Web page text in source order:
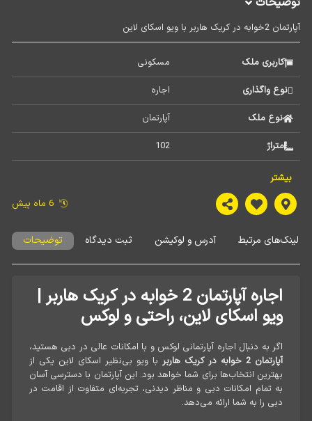
آپارتمان 2خوابه در کریک هاربر با ویو اسکای لاین
کاربری ملک
مسکونی
نوع واگذاری
اجاره
نوع ملک
آپارتمان
متراژ
102
تعداد اتاق
نوع اجاره
بیشتر
6 ماه پیش
توضیحات ثبت دیدگاه آدرس و لوکیشن لینک‌های مرتبط
اجاره آپارتمان 2 خوابه در کریک هاربر |
ویو اسکای لاین، راحتی و لوکس
اگر به دنبال اجاره آپارتمانی لوکس و با امکانات عالی در دبی هستید،
آپارتمان 2 خوابه در کریک هاربر
با ویو بی‌نظیر اسکای لاین یکی از
بهترین انتخاب‌ها برای شما خواهد بود. این آپارتمان با دسترسی آسان
به تمام امکانات دبی و مناظر دیدنی، تجربه‌ای متفاوت از اقامت در
دبی را به شما ارائه می‌دهد.